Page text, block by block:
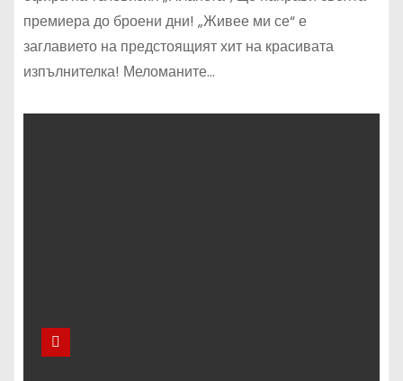
премиера до броени дни! „Живее ми се“ е
заглавието на предстоящият хит на красивата
изпълнителка! Меломаните…